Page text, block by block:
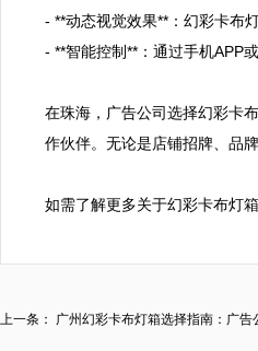
- **动态视觉效果**：幻彩卡布
- **智能控制**：通过手机APP
在珠海，广告公司选择幻彩卡
作伙伴。无论是店铺招牌、品
上一条： 广州幻彩卡布灯箱选择指南：广告